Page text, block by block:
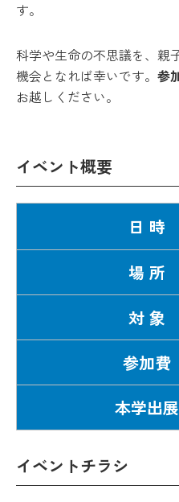
す。
科学や生命の不思議を、親
機会となれば幸いです。 参
お越しください。
イベント概要
日 時
場 所
対 象
参加費
本学出展
イベントチラシ